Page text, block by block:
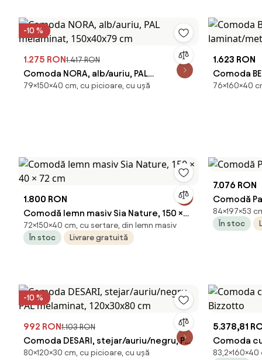
-10 %
1.275 RON1.417 RON
Comoda NORA, alb/auriu, PAL
melaminat, 150x40x79 cm
79×150×40 cm, cu picioare, cu ușă
1.623 RON
Comoda
laminat/
76×160×40
1.800 RON
Comodă lemn masiv Sia Nature, 150 ×
40 × 72 cm
72×150×40 cm, cu sertare, din lemn masiv
În stoc
Livrare gratuită
7.076 RON
Comodă
84×197×53
În stoc
-10 %
992 RON1.103 RON
Comoda DESARI, stejar/auriu/negru, PAL
melaminat, 120x30x80 cm
80×120×30 cm, cu picioare, cu ușă
5.378,81
Comoda
Bizzotto